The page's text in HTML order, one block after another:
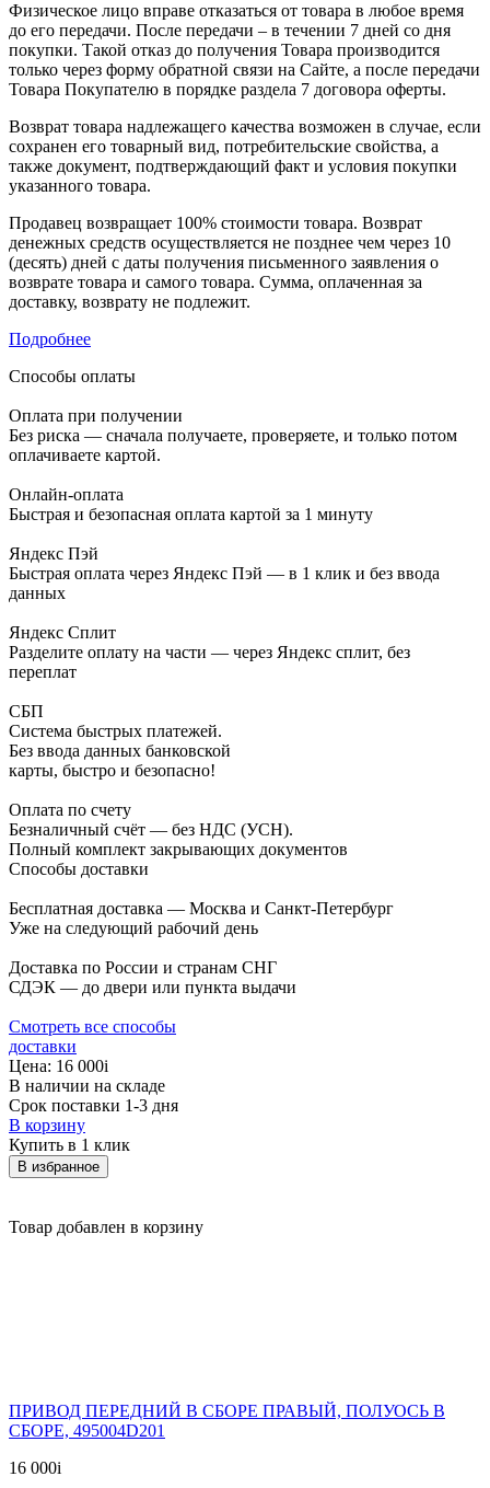
Физическое лицо вправе отказаться от товара в любое время
до его передачи. После передачи – в течении 7 дней со дня
покупки. Такой отказ до получения Товара производится
только через форму обратной связи на Сайте, а после передачи
Товара Покупателю в порядке раздела 7 договора оферты.
Возврат товара надлежащего качества возможен в случае, если
сохранен его товарный вид, потребительские свойства, а
также документ, подтверждающий факт и условия покупки
указанного товара.
Продавец возвращает 100% стоимости товара. Возврат
денежных средств осуществляется не позднее чем через 10
(десять) дней с даты получения письменного заявления о
возврате товара и самого товара. Сумма, оплаченная за
доставку, возврату не подлежит.
Подробнее
Способы оплаты
Оплата при получении
Без риска — сначала получаете, проверяете, и только потом
оплачиваете картой.
Онлайн-оплата
Быстрая и безопасная оплата картой за 1 минуту
Яндекс Пэй
Быстрая оплата через Яндекс Пэй — в 1 клик и без ввода
данных
Яндекс Сплит
Разделите оплату на части — через Яндекс сплит, без
переплат
СБП
Система быстрых платежей.
Без ввода данных банковской
карты, быстро и безопасно!
Оплата по счету
Безналичный счёт — без НДС (УСН).
Полный комплект закрывающих документов
Способы доставки
Бесплатная доставка — Москва и Санкт-Петербург
Уже на следующий рабочий день
Доставка по России и странам СНГ
СДЭК — до двери или пункта выдачи
Смотреть все способы
доставки
Цена: 16 000i
В наличии на складе
Срок поставки 1-3 дня
В корзину
Купить в 1 клик
В избранное
Товар добавлен в корзину
ПРИВОД ПЕРЕДНИЙ В СБОРЕ ПРАВЫЙ, ПОЛУОСЬ В
СБОРЕ, 495004D201
16 000i